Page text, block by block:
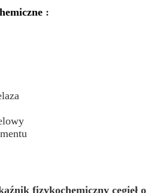
:
fizykochemiczny cegieł o